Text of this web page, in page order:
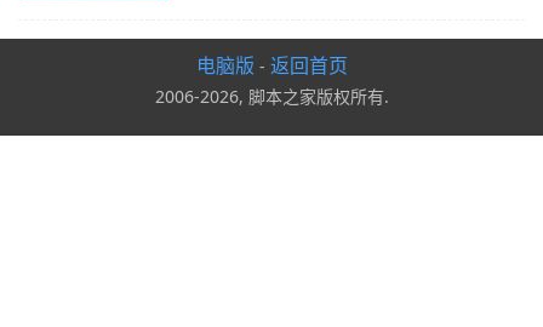
电脑版 - 返回首页
2006-2026, 脚本之家版权所有.